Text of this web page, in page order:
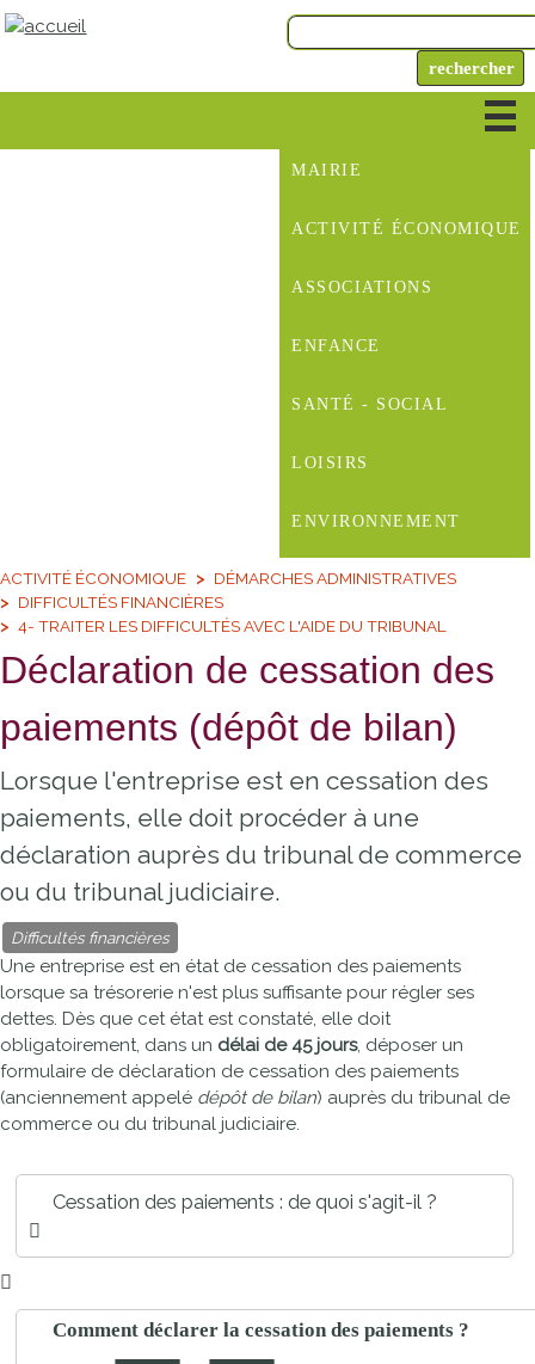
MAIRIE
ACTIVITÉ ÉCONOMIQUE
ASSOCIATIONS
ENFANCE
SANTÉ - SOCIAL
LOISIRS
ENVIRONNEMENT
ACTIVITÉ ÉCONOMIQUE
DÉMARCHES ADMINISTRATIVES
DIFFICULTÉS FINANCIÈRES
4- TRAITER LES DIFFICULTÉS AVEC L'AIDE DU TRIBUNAL
Déclaration de cessation des
paiements (dépôt de bilan)
Lorsque l'entreprise est en cessation des
paiements, elle doit procéder à une
déclaration auprès du tribunal de commerce
ou du tribunal judiciaire.
Difficultés financières
Une entreprise est en état de cessation des paiements
lorsque sa trésorerie n'est plus suffisante pour régler ses
dettes. Dès que cet état est constaté, elle doit
obligatoirement, dans un délai de 45 jours, déposer un
formulaire de déclaration de cessation des paiements
(anciennement appelé dépôt de bilan) auprès du tribunal de
commerce ou du tribunal judiciaire.
Cessation des paiements : de quoi s'agit-il ?
Comment déclarer la cessation des paiements ?